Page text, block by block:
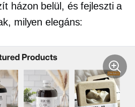
házon belül, és fejleszti a
milyen elegáns: